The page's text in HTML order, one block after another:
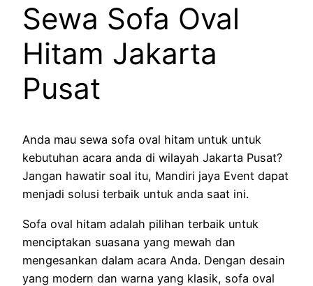
Sewa Sofa Oval
Hitam Jakarta
Pusat
Anda mau sewa sofa oval hitam untuk untuk
kebutuhan acara anda di wilayah Jakarta Pusat?
Jangan hawatir soal itu, Mandiri jaya Event dapat
menjadi solusi terbaik untuk anda saat ini.
Sofa oval hitam adalah pilihan terbaik untuk
menciptakan suasana yang mewah dan
mengesankan dalam acara Anda. Dengan desain
yang modern dan warna yang klasik, sofa oval